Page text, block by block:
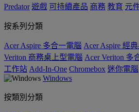
Predator 遊戲 可持續產品 商務 教育 元
按系列分類
Acer Aspire 多合一電腦 Acer Aspire 經
Veriton 商務桌上型電腦 Acer Veriton 多
工作站 Add-In-One Chromebox 迷你電腦
Windows
按類別分類